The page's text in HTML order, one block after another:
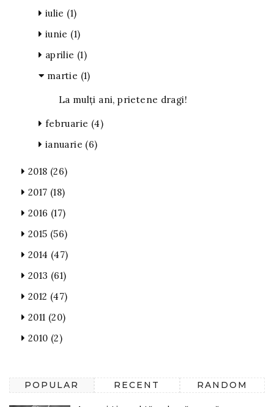
iulie (1)
iunie (1)
aprilie (1)
martie (1)
La mulți ani, prietene dragi!
februarie (4)
ianuarie (6)
2018 (26)
2017 (18)
2016 (17)
2015 (56)
2014 (47)
2013 (61)
2012 (47)
2011 (20)
2010 (2)
POPULAR RECENT RANDOM